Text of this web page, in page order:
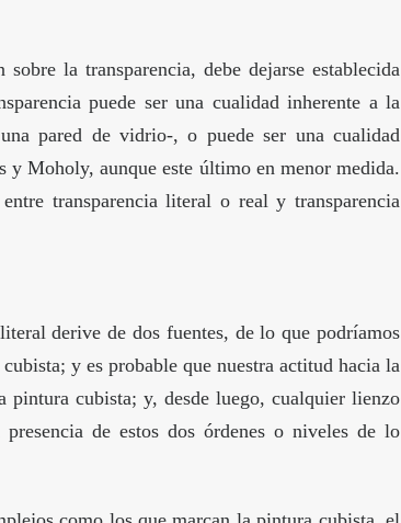
la transparencia, debe dejarse establecida
puede ser una cualidad inherente a la
pared de vidrio-, o puede ser una cualidad
y Moholy, aunque este último en menor medida.
transparencia literal o real y transparencia
derive de dos fuentes, de lo que podríamos
y es probable que nuestra actitud hacia la
pintura cubista; y, desde luego, cualquier lienzo
de estos dos órdenes o niveles de lo